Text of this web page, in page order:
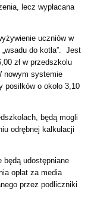
lecz wypłacana
uczniów w
do kotła”. Jest
zł w przedszkolu
nowym systemie
o około 3,10
będą mogli
odrębnej kalkulacji
będą udostępniane
opłat za media
przez podliczniki